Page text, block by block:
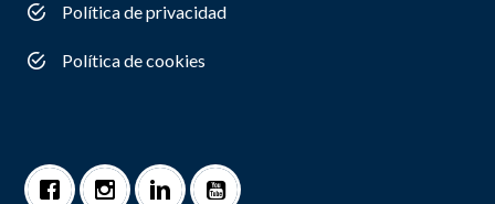
Política de privacidad
Política de cookies